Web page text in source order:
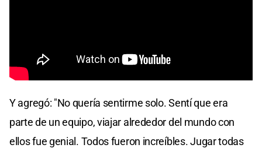
Y agregó: "No quería sentirme solo. Sentí que era
parte de un equipo, viajar alrededor del mundo con
ellos fue genial. Todos fueron increíbles. Jugar todas